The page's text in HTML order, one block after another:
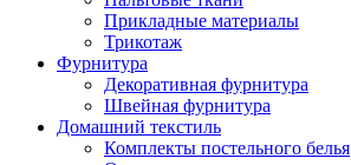
Прикладные материалы
Трикотаж
Фурнитура
Декоративная фурнитура
Швейная фурнитура
Домашний текстиль
Комплекты постельного белья